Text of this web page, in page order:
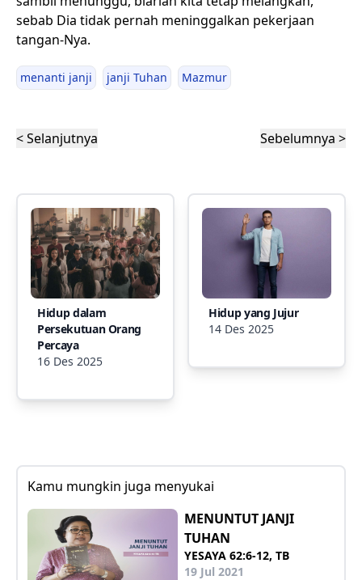
sebab Dia tidak pernah meninggalkan pekerjaan
tangan-Nya.
menanti janji janji Tuhan Mazmur
< Selanjutnya Sebelumnya >
Hidup dalam
Persekutuan Orang
Percaya
16 Des 2025
Hidup yang Jujur
14 Des 2025
Kamu mungkin juga menyukai
MENUNTUT JANJI
TUHAN
YESAYA 62:6-12, TB
19 Jul 2021